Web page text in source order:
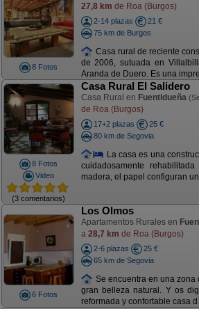
8 Fotos
27,8 km de Roa (Burgos)
2-14 plazas
21 €
75 km de Burgos
Casa rural de reciente
de 2006, sutuada en
Aranda de Duero. Es una
8 Fotos
Video
(3 comentarios)
Casa Rural El Salidero
Casa Rural en Fuentidueña
de Roa (Burgos)
17+2 plazas
25 €
80 km de Segovia
La casa es una
cuidadosamente
madera, el papel configuran
6 Fotos
Los Olmos
Apartamentos Rurales en
a 28,7 km de Roa (Burgos)
2-6 plazas
25 €
65 km de Segovia
Se encuentra en una zona
gran belleza natural. Y os
reformada y confortable casa d